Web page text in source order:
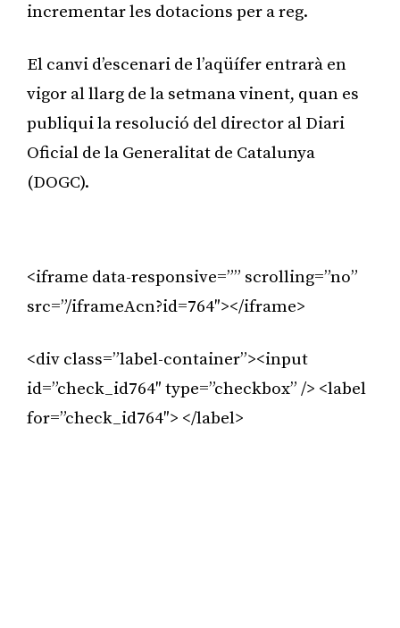
incrementar les dotacions per a reg.
El canvi d’escenari de l’aqüífer entrarà en
vigor al llarg de la setmana vinent, quan es
publiqui la resolució del director al Diari
Oficial de la Generalitat de Catalunya
(DOGC).
<iframe data-responsive=”” scrolling=”no”
src=”/iframeAcn?id=764″></iframe>
<div class=”label-container”><input
id=”check_id764″ type=”checkbox” /> <label
for=”check_id764″> </label>